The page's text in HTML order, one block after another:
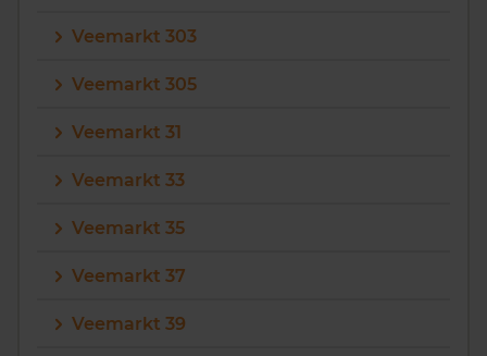
Veemarkt 303
Veemarkt 305
Veemarkt 31
Veemarkt 33
Veemarkt 35
Veemarkt 37
Veemarkt 39